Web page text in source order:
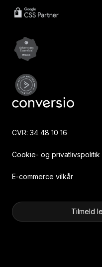
CVR: 34 48 10 16
Cookie- og privatlivspolitik
E-commerce vilkår
Tilmeld